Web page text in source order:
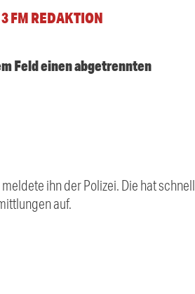
FM REDAKTION
Feld einen abgetrennten
ihn der Polizei. Die hat schnell
auf.